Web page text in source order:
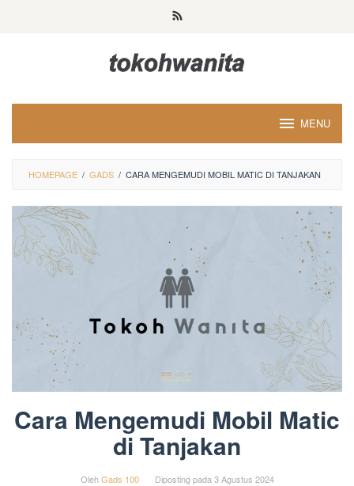
MENU
HOMEPAGE / GADS / CARA MENGEMUDI MOBIL MATIC DI TANJAKAN
Cara Mengemudi Mobil Matic
di Tanjakan
OlehGads 100 Diposting pada 3 Agustus 2024